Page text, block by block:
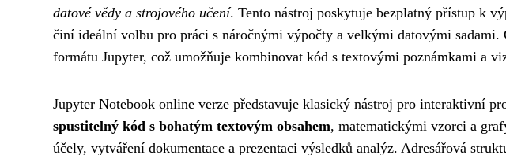
datové vědy a strojového učení. Tento nástroj poskytuje bezplatný přístup k
činí ideální volbu pro práci s náročnými výpočty a velkými datovými sadami.
formátu Jupyter, což umožňuje kombinovat kód s textovými poznámkami a
Jupyter Notebook online verze představuje klasický nástroj pro interaktivní
spustitelný kód s bohatým textovým obsahem, matematickými vzorci a
účely, vytváření dokumentace a prezentaci výsledků analýz. Adresářová